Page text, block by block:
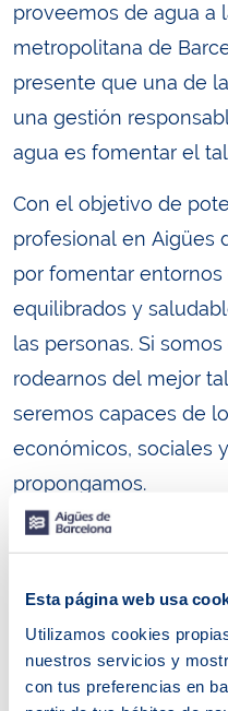
Esta página web usa
Utilizamos cookies
nuestros servicios y
con tus preferencias en
proveemos de agua a
metropolitana de
presente que una de
una gestión
agua es fomentar el
Con el objetivo de
profesional en Aigües
por fomentar
equilibrados y
las personas. Si
rodearnos del mejor
seremos capaces de
económicos, sociales
propongamos.
En la gestión del
razón, como
nuestro equipo como
son los proveedores,